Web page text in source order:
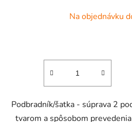
Na objednávku
Podbradník/šatka - súprava 2
tvarom a spôsobom